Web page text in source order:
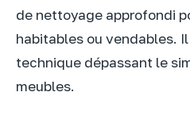
de nettoyage approfondi
habitables ou vendables.
technique dépassant le
meubles.